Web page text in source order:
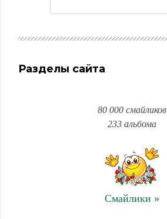
Разделы сайта
80 000 смайликов
233 альбома
Смайлики »